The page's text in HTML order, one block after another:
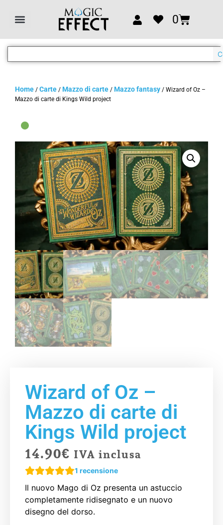
0
Home / Carte / Mazzo di carte / Mazzo fantasy / Wizard of Oz –
Mazzo di carte di Kings Wild project
Wizard of Oz –
Mazzo di carte di
Kings Wild project
14.90€ IVA inclusa
1 recensione
Il nuovo Mago di Oz presenta un astuccio
completamente ridisegnato e un nuovo
disegno del dorso.